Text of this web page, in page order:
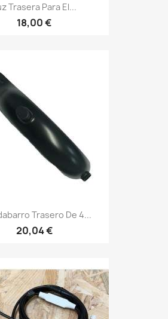
Trasera Para El...
18,00 €
Trasero De 4...
20,04 €